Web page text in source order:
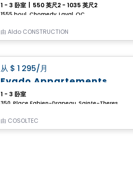
1 - 3 卧室 550 英尺2 - 1035 英尺2
1555 boul. Chomedy, Laval, QC
由 Aldo CONSTRUCTION
从 $ 1 295/月
Evado Appartements
1 - 3 卧室
由 COSOLTEC